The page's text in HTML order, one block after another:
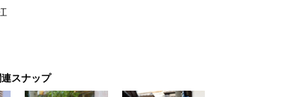
スナップ